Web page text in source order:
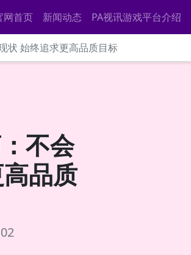
网首页 新闻动态 PA视讯游戏平台介绍
状 始终追求更高品质目标
不会
品质